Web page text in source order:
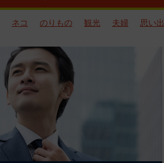
ネコ のりもの 観光 夫婦
思い出